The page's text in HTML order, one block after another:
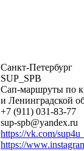
Санкт-Петербург
SUP_SPB
Cап-маршруты по
и Ленинградской
+7 (911) 031-83-77
sup-spb@yandex.ru
https://vk.com/
https://